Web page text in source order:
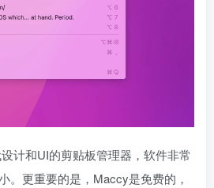
计和UI的剪贴板管理器，软件非常
。更重要的是，Maccy是免费的，